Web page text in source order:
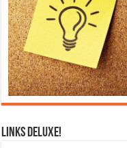
Links DeLuXe!